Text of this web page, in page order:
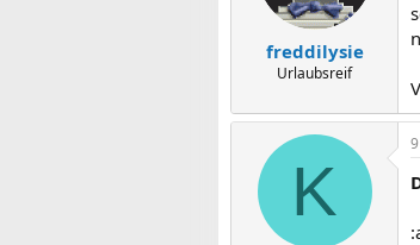
freddilysie
Urlaubsreif
K